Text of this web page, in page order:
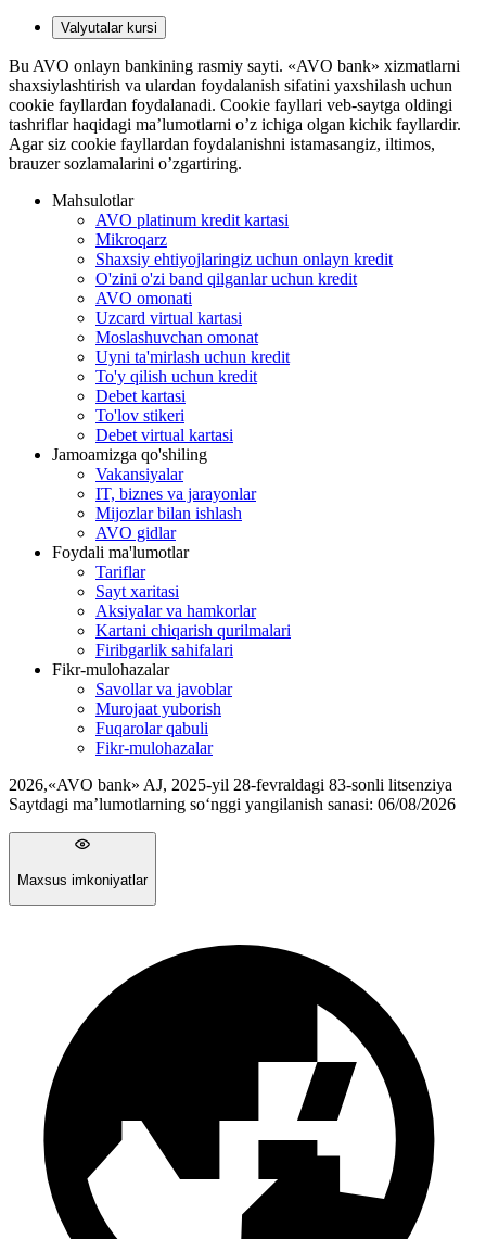
Valyutalar kursi
Bu AVO onlayn bankining rasmiy sayti. «AVO bank» xizmatlarni
shaxsiylashtirish va ulardan foydalanish sifatini yaxshilash uchun
cookie fayllardan foydalanadi. Cookie fayllari veb-saytga oldingi
tashriflar haqidagi ma’lumotlarni o’z ichiga olgan kichik fayllardir.
Agar siz cookie fayllardan foydalanishni istamasangiz, iltimos,
brauzer sozlamalarini o’zgartiring.
Mahsulotlar
AVO platinum kredit kartasi
Mikroqarz
Shaxsiy ehtiyojlaringiz uchun onlayn kredit
O'zini o'zi band qilganlar uchun kredit
AVO omonati
Uzcard virtual kartasi
Moslashuvchan omonat
Uyni ta'mirlash uchun kredit
To'y qilish uchun kredit
Debet kartasi
To'lov stikeri
Debet virtual kartasi
Jamoamizga qo'shiling
Vakansiyalar
IT, biznes va jarayonlar
Mijozlar bilan ishlash
AVO gidlar
Foydali ma'lumotlar
Tariflar
Sayt xaritasi
Aksiyalar va hamkorlar
Kartani chiqarish qurilmalari
Firibgarlik sahifalari
Fikr-mulohazalar
Savollar va javoblar
Murojaat yuborish
Fuqarolar qabuli
Fikr-mulohazalar
2026,«AVO bank» AJ, 2025-yil 28-fevraldagi 83-sonli litsenziya
Saytdagi ma’lumotlarning so‘nggi yangilanish sanasi: 06/08/2026
Maxsus imkoniyatlar